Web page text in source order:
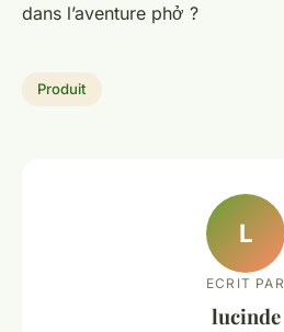
dans l’aventure phở ?
Produit
L
ECRIT PAR
lucinde